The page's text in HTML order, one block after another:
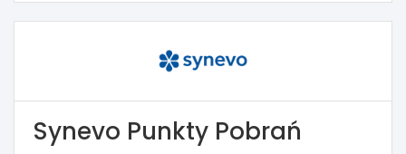
Synevo Punkty Pobrań